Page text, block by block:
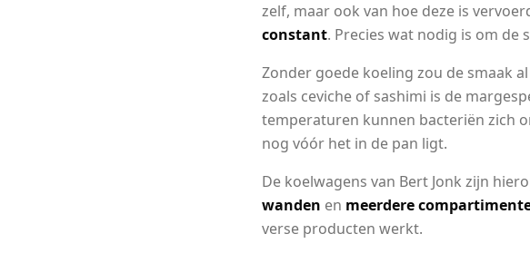
zelf, maar ook van hoe deze is
constant. Precies wat nodig is om de
Zonder goede koeling zou de smaak
zoals ceviche of sashimi is de
temperaturen kunnen bacteriën zich
nog vóór het in de pan ligt.
De koelwagens van Bert Jonk zijn
wanden en meerdere
verse producten werkt.